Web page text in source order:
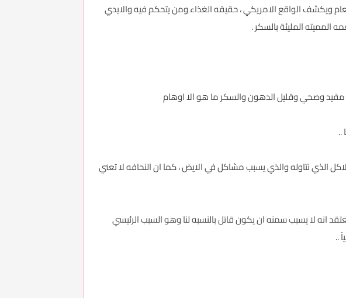
الطعام ويكشف الواقع الامريكي ، حقيقه الغذاء ومن يتحكم فيه والايدي
المليئة بالسكر .
وصحي وقليل الدهون والسكر ما هو الا اوهام
..
الذي نتاوله والذي يسبب مشاكل في الايض ، كما ان النحافه لا تعني
انه لا يسبب سمنه ان يكون قاتل بالنسبه لنا وهو السبب الرئيسي
..